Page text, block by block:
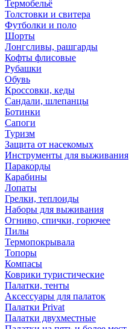
Термобельё
Толстовки и свитера
Футболки и поло
Шорты
Лонгсливы, рашгарды
Кофты флисовые
Рубашки
Обувь
Кроссовки, кеды
Сандали, шлепанцы
Ботинки
Сапоги
Туризм
Защита от насекомых
Инструменты для выживания
Паракорды
Карабины
Лопаты
Грелки, теплоиды
Наборы для выживания
Огниво, спички, горючее
Пилы
Термопокрывала
Топоры
Компасы
Коврики туристические
Палатки, тенты
Аксессуары для палаток
Палатки Privat
Палатки двухместные